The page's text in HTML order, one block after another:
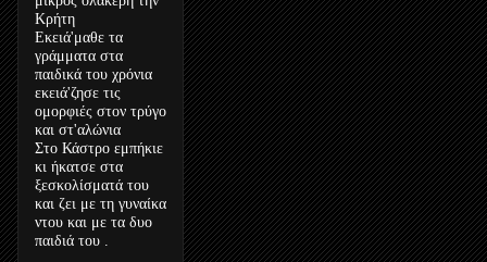
Κρήτη
Εκειά'μαθε τα
γράμματα στα
παιδικά του χρόνια
εκειά'ζησε τις
ομορφιές στον τρύγο
και στ'αλώνια
Στο Κάστρο εμπήκιε
κι ήκατσε στα
ξεσκολίσματά του
και ζει με τη γυναίκα
ντου και με τα δυο
παιδιά του .